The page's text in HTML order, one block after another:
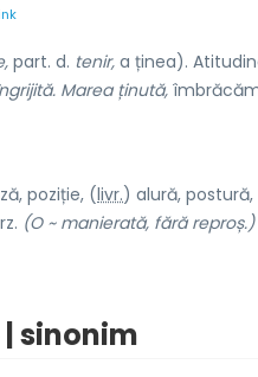
part. d. tenir, a ținea).
Marea ținută,
poziție, (livr.) alură, postu
(O ~ manierată, fără reproș.)
sinonim